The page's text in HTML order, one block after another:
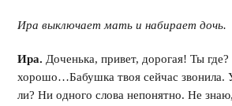
Ира выключает мать и набирает дочь.
Ира. Доченька, привет, дорогая! Ты
хорошо…Бабушка твоя сейчас звонила.
ли? Ни одного слова непонятно. Не